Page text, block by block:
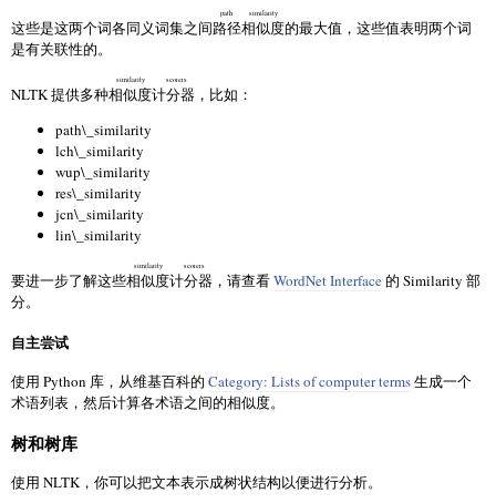
这些是这两个词各同义词集之间路径相似度
path similarity
的最大值，这些值表明两个词
是有关联性的。
NLTK 提供多种相似度计分器
similarity scorers
，比如：
path\_similarity
lch\_similarity
wup\_similarity
res\_similarity
jcn\_similarity
lin\_similarity
要进一步了解这些相似度计分器
similarity scorers
，请查看WordNet Interface的 Similarity 部
分。
自主尝试
使用 Python 库，从维基百科的 Category: Lists of computer terms生成一个
术语列表，然后计算各术语之间的相似度。
树和树库
使用 NLTK，你可以把文本表示成树状结构以便进行分析。